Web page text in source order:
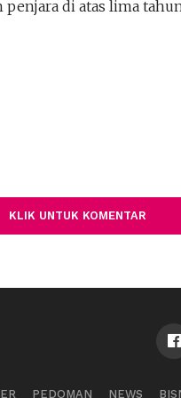
di atas lima
KLIK UNTUK KOMENTAR
PEDOMAN NEWS